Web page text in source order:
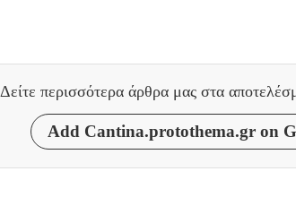
Δείτε περισσότερα άρθρα μας στα
Add Cantina.protothema.gr on